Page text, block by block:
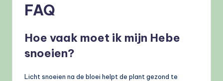
FAQ
Hoe vaak moet ik mijn Hebe
snoeien?
Licht snoeien na de bloei helpt de plant gezond te